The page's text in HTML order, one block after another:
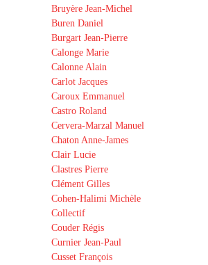
Bruyère Jean-Michel
Buren Daniel
Burgart Jean-Pierre
Calonge Marie
Calonne Alain
Carlot Jacques
Caroux Emmanuel
Castro Roland
Cervera-Marzal Manuel
Chaton Anne-James
Clair Lucie
Clastres Pierre
Clément Gilles
Cohen-Halimi Michèle
Collectif
Couder Régis
Curnier Jean-Paul
Cusset François